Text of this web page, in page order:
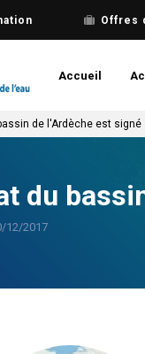
Offres
Accueil
de l'Ardèche est signé
du
12/2017